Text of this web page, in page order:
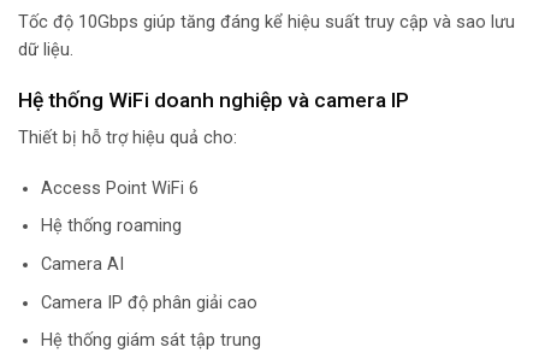
Tốc độ 10Gbps giúp tăng đáng kể hiệu suất truy cập và sao lưu
dữ liệu.
Hệ thống WiFi doanh nghiệp và camera IP
Thiết bị hỗ trợ hiệu quả cho:
Access Point WiFi 6
Hệ thống roaming
Camera AI
Camera IP độ phân giải cao
Hệ thống giám sát tập trung